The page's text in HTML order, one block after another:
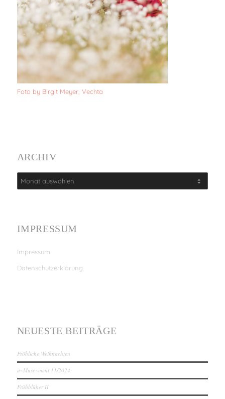
Foto by Birgit Meyer, Vechta
ARCHIV
IMPRESSUM
Impressum
Datenschutzerklärung
NEUESTE BEITRÄGE
Fröhliche Weihnachten
a~Muse~ment 11/2024
Frühblüher II